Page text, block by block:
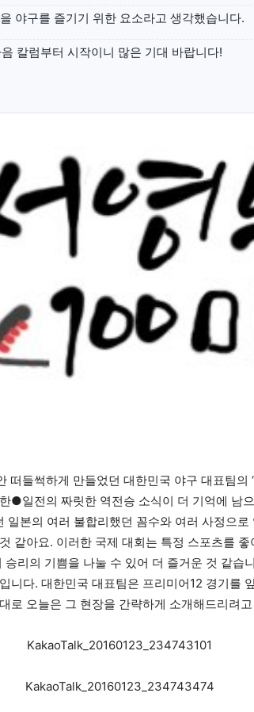
이니셔티브 커리어 기자단 참여 저
이니셔티브 커리어 기자단 참여 저
야구를 즐기기 위한 요소라고 생각했습니다.
음 칼럼부터 시작이니 많은 기대 바랍니다!
떠들썩하게 만들었던 대한민국 야구 대표팀의 ‘
●일전의 짜릿한 역전승 소식이 더 기억에 남
일본의 여러 불합리했던 꼼수와 여러 사정으
같아요. 이러한 국제 대회는 특정 스포츠를
승리의 기쁨을 나눌 수 있어 더 즐거운 것 같습
니다. 대한민국 대표팀은 프리미어12 경기를
로 오늘은 그 현장을 간략하게 소개해드리려